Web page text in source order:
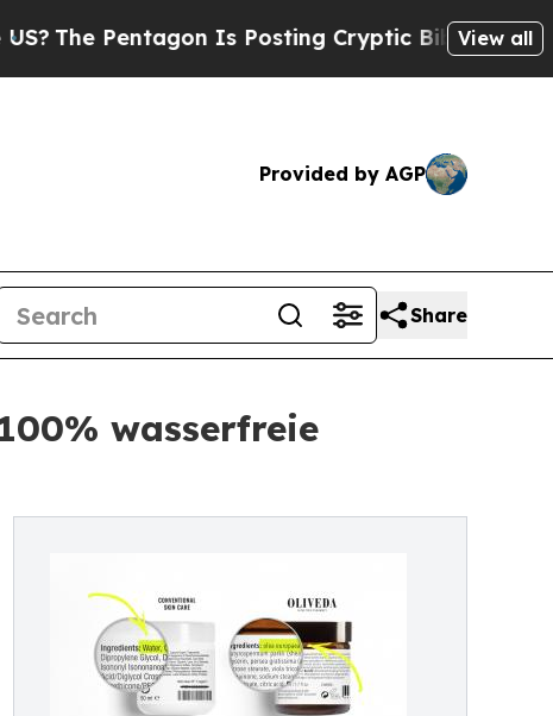
Is Posting Cryptic Biblical Messages on
View all
Provided by AGP
Share
wasserfreie